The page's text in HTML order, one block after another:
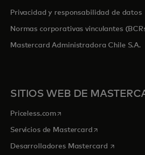
Privacidad y responsabilidad de datos
Normas corporativas vinculantes
Mastercard Administradora Chile S.A.
SITIOS WEB DE
Priceless.com se abre en una pestaña
Servicios de Mastercardse abre en una
Desarrolladores Mastercard se abre